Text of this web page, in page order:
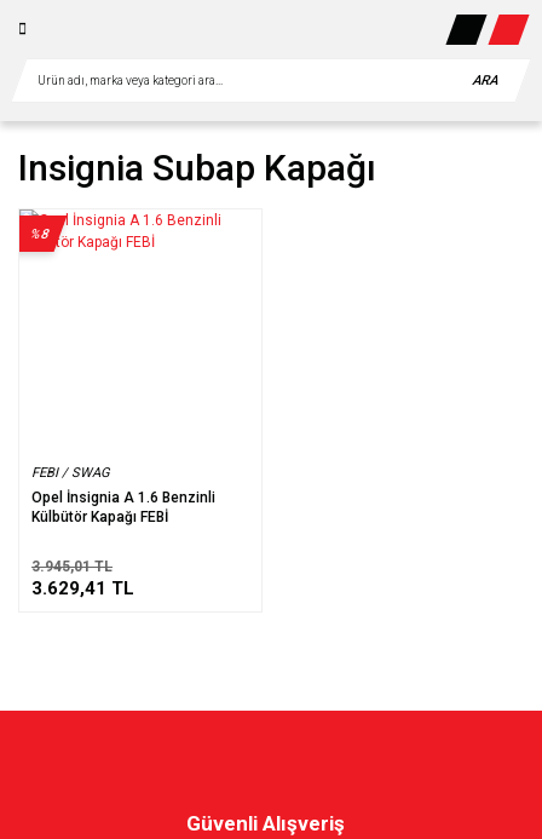
ARA
Insignia Subap Kapağı
FEBI / SWAG
Opel İnsignia A 1.6 Benzinli
Külbütör Kapağı FEBİ
%8
3.945,01 TL
3.629,41 TL
Güvenli Alışveriş